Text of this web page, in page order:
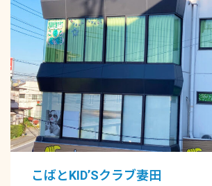
こばとKID’Sクラブ妻田